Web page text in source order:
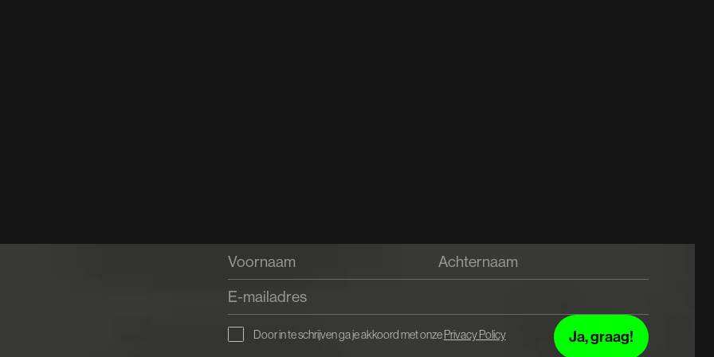
Door in te schrijven ga je akkoord met onze Privacy Policy